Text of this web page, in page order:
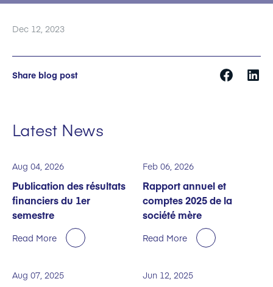
Dec 12, 2023
Share blog post
Latest News
Aug 04, 2026
Publication des résultats
financiers du 1er
semestre
Read More
Feb 06, 2026
Rapport annuel et
comptes 2025 de la
société mère
Read More
Aug 07, 2025 Jun 12, 2025